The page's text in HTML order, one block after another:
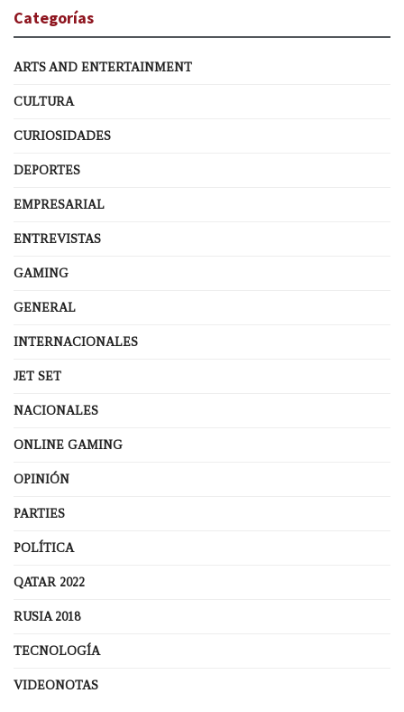
Categorías
ARTS AND ENTERTAINMENT
CULTURA
CURIOSIDADES
DEPORTES
EMPRESARIAL
ENTREVISTAS
GAMING
GENERAL
INTERNACIONALES
JET SET
NACIONALES
ONLINE GAMING
OPINIÓN
PARTIES
POLÍTICA
QATAR 2022
RUSIA 2018
TECNOLOGÍA
VIDEONOTAS